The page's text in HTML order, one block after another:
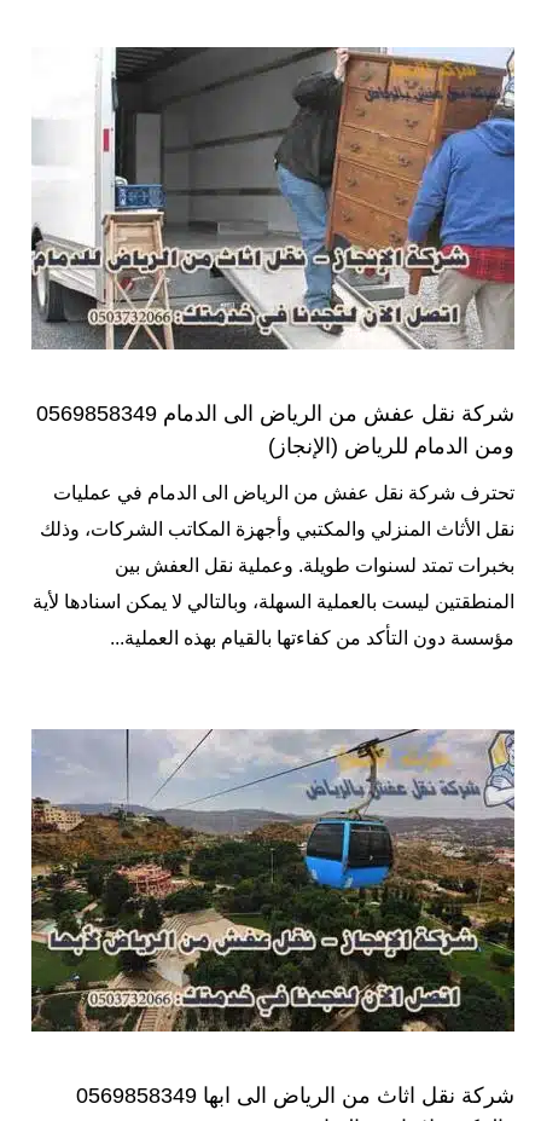
شركة نقل عفش من الرياض الى الدمام 0569858349
ومن الدمام للرياض (الإنجاز)
تحترف شركة نقل عفش من الرياض الى الدمام في عمليات
نقل الأثاث المنزلي والمكتبي وأجهزة المكاتب الشركات، وذلك
بخبرات تمتد لسنوات طويلة. وعملية نقل العفش بين
المنطقتين ليست بالعملية السهلة، وبالتالي لا يمكن اسنادها لأية
مؤسسة دون التأكد من كفاءتها بالقيام بهذه العملية...
شركة نقل اثاث من الرياض الى ابها 0569858349